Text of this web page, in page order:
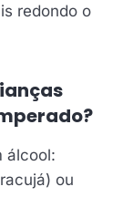
redondo o
álcool:
ou